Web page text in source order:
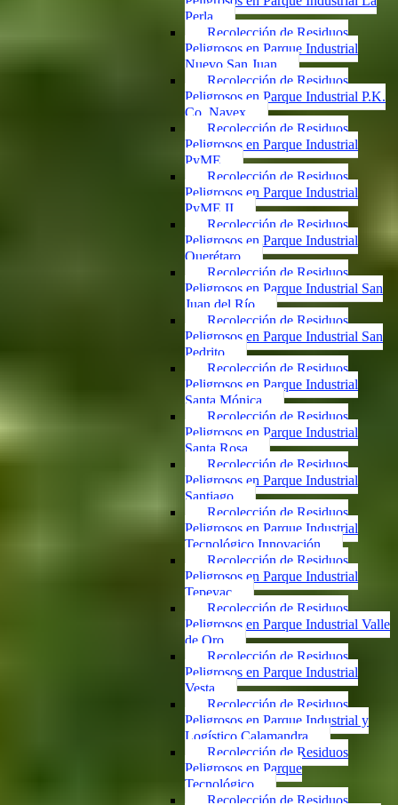
Perla
Recolección de Residuos
Peligrosos en Parque Industrial
Nuevo San Juan
Recolección de Residuos
Peligrosos en Parque Industrial P.K.
Co. Navex
Recolección de Residuos
Peligrosos en Parque Industrial
PyME
Recolección de Residuos
Peligrosos en Parque Industrial
PyME II
Recolección de Residuos
Peligrosos en Parque Industrial
Querétaro
Recolección de Residuos
Peligrosos en Parque Industrial San
Juan del Río
Recolección de Residuos
Peligrosos en Parque Industrial San
Pedrito
Recolección de Residuos
Peligrosos en Parque Industrial
Santa Mónica
Recolección de Residuos
Peligrosos en Parque Industrial
Santa Rosa
Recolección de Residuos
Peligrosos en Parque Industrial
Santiago
Recolección de Residuos
Peligrosos en Parque Industrial
Tecnológico Innovación
Recolección de Residuos
Peligrosos en Parque Industrial
Tepeyac
Recolección de Residuos
Peligrosos en Parque Industrial Valle
de Oro
Recolección de Residuos
Peligrosos en Parque Industrial
Vesta
Recolección de Residuos
Peligrosos en Parque Industrial y
Logístico Calamandra
Recolección de Residuos
Peligrosos en Parque
Tecnológico
Recolección de Residuos